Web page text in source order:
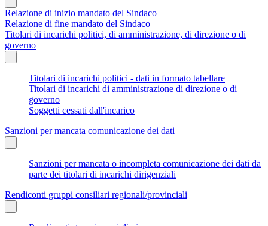
Relazione di inizio mandato del Sindaco
Relazione di fine mandato del Sindaco
Titolari di incarichi politici, di amministrazione, di direzione o di
governo
Titolari di incarichi politici - dati in formato tabellare
Titolari di incarichi di amministrazione di direzione o di
governo
Soggetti cessati dall'incarico
Sanzioni per mancata comunicazione dei dati
Sanzioni per mancata o incompleta comunicazione dei dati da
parte dei titolari di incarichi dirigenziali
Rendiconti gruppi consiliari regionali/provinciali